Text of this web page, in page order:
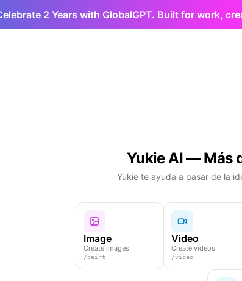
2 Years with GlobalGPT. Built for work,
Yukie AI — Más
Yukie te ayuda a pasar de la
Image
Create images
/paint
Video
Create videos
/video